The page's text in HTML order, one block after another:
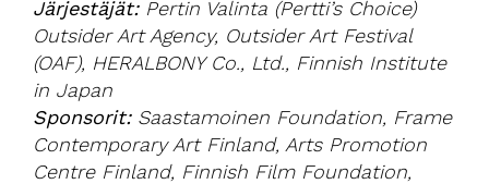
Järjestäjät: Pertin Valinta (Pertti’s Choice)
Outsider Art Agency, Outsider Art Festival
(OAF), HERALBONY Co., Ltd., Finnish Institute
in Japan
Sponsorit:Saastamoinen Foundation, Frame
Contemporary Art Finland, Arts Promotion
Centre Finland, Finnish Film Foundation,